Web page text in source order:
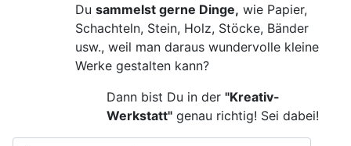
Du sammelst gerne Dinge, wie Papier,
Schachteln, Stein, Holz, Stöcke, Bänder
usw., weil man daraus wundervolle kleine
Werke gestalten kann?
Dann bist Du in der "Kreativ-
Werkstatt" genau richtig! Sei dabei!